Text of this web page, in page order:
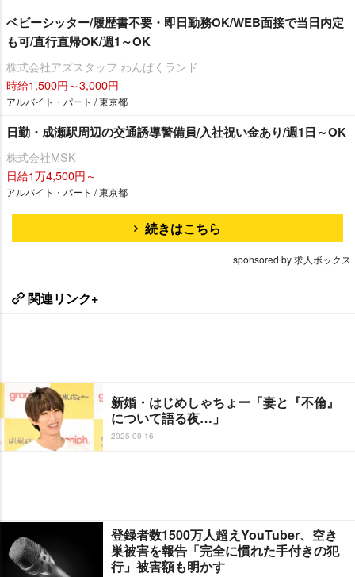
ベビーシッター/履歴書不要・即日勤務OK/WEB面接で当日内定
も可/直行直帰OK/週1～OK
株式会社アズスタッフ わんぱくランド
時給1,500円～3,000円
アルバイト・パート / 東京都
日勤・成瀬駅周辺の交通誘導警備員/入社祝い金あり/週1日～OK
株式会社MSK
日給1万4,500円～
アルバイト・パート / 東京都
続きはこちら
sponsored by 求人ボックス
関連リンク+
新婚・はじめしゃちょー「妻と『不倫』
について語る夜…」
2025-09-16
登録者数1500万人超えYouTuber、空き
巣被害を報告「完全に慣れた手付きの犯
行」被害額も明かす